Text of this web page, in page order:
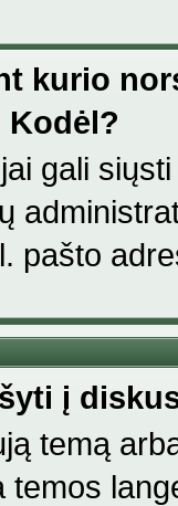
kurio
gali
pašto
į
temą
temos